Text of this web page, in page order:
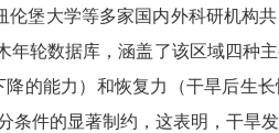
伦堡大学等多家国内外科研机构
年轮数据库，涵盖了该区域四种
的能力）和恢复力（干旱后生
条件的显著制约，这表明，干旱